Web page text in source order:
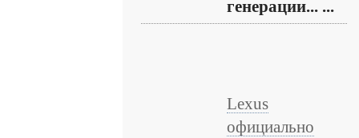
генерации... ...
Lexus
официально